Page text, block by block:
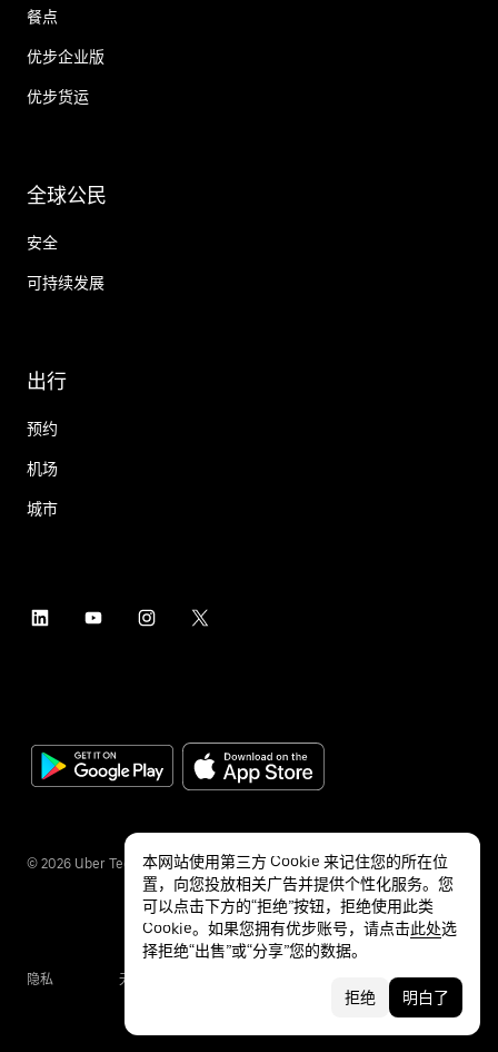
餐点
优步企业版
优步货运
全球公民
安全
可持续发展
出行
预约
机场
城市
© 2026 Uber Technologies Inc.
隐私 无障碍服务
本网站使用第三方 Cookie 来记住您的所在位
置，向您投放相关广告并提供个性化服务。您
可以点击下方的“拒绝”按钮，拒绝使用此类
Cookie。如果您拥有优步账号，请点击此处选
择拒绝“出售”或“分享”您的数据。
拒绝 明白了